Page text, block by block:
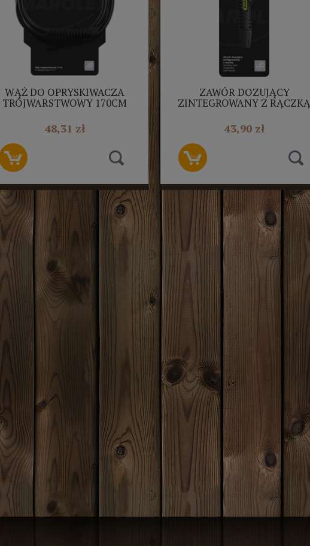
WĄŻ DO OPRYSKIWACZA
TRÓJWARSTWOWY 170CM
48,31 zł
ZAWÓR DOZUJĄCY
ZINTEGROWANY Z RĄCZKĄ
43,90 zł